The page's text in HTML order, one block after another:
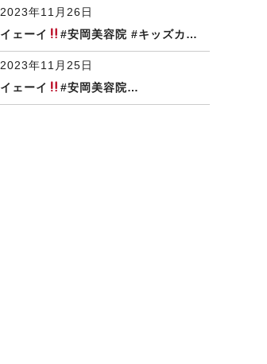
2023年11月26日
イェーイ
#安岡美容院 #キッズカ…
2023年11月25日
イェーイ
#安岡美容院…